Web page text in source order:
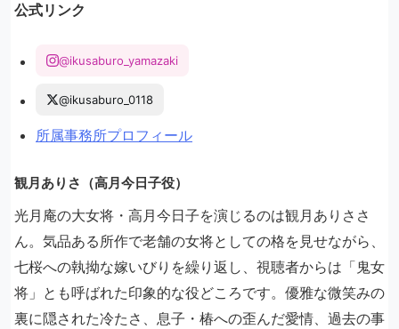
公式リンク
@ikusaburo_yamazaki
@ikusaburo_0118
所属事務所プロフィール
観月ありさ（高月今日子役）
光月庵の大女将・高月今日子を演じるのは観月ありささ
ん。気品ある所作で老舗の女将としての格を見せながら、
七桜への執拗な嫁いびりを繰り返し、視聴者からは「鬼女
将」とも呼ばれた印象的な役どころです。優雅な微笑みの
裏に隠された冷たさ、息子・椿への歪んだ愛情、過去の事